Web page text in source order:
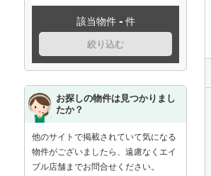
該当物件 - 件
絞り込む
お探しの物件は見つかりまし
たか？
他のサイトで掲載されていて気になる
物件がございましたら、遠慮なくエイ
ブル店舗までお問合せください。